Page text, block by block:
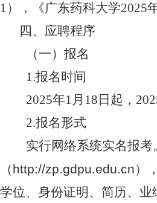
1），《广东药科大学2025
四、应聘程序
（一）报名
1.报名时间
2025年1月 18 日起，
2.报名形式
实行网络系统实名报
（http://zp.gdpu.edu.cn）
学位、身份证明、简历、